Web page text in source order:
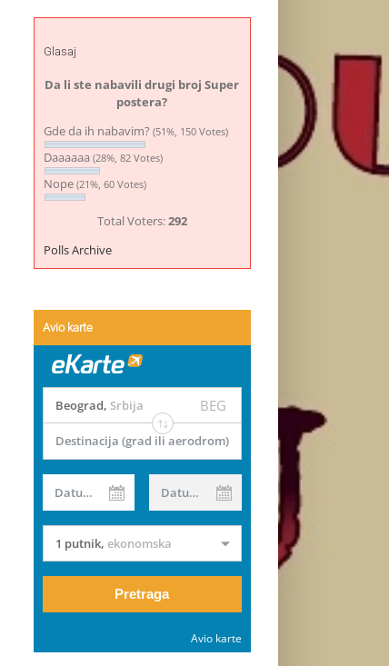
Glasaj
Da li ste nabavili drugi broj Super
postera?
Gde da ih nabavim? (51%, 150 Votes)
Daaaaaa (28%, 82 Votes)
Nope (21%, 60 Votes)
Total Voters:292
Polls Archive
Avio karte
Beograd, Srbija BEG
Destinacija (grad ili aerodrom)
Datum od Datum do
1 putnik, ekonomska
Pretraga
Avio karte